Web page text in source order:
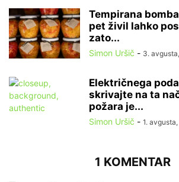
Tempirana
pet živil lahko
zato...
Simon Uršič - 3.
Električnega
skrivajte na ta
požara je...
Simon Uršič - 1.
1 KOMENTAR